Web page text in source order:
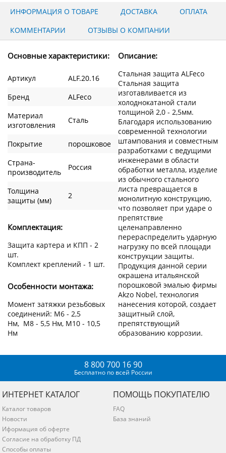
ИНФОРМАЦИЯ О ТОВАРЕ ДОСТАВКА
ОПЛАТА
КОММЕНТАРИИ
ОТЗЫВЫ О КОМПАНИИ
Основные характеристики:
Артикул
ALF.20.16
Бренд
ALFeco
Материал
изготовления
Сталь
Покрытие
порошковое
Страна-
производитель
Россия
Толщина
защиты (мм)
2
Комплектация:
Защита картера и КПП - 2
шт.
Комплект креплений - 1 шт.
Особенности монтажа:
Момент затяжки резьбовых
соединений: М6 - 2,5
Нм, М8 - 5,5 Нм, М10 - 10,5
Нм
Описание:
Стальная защита ALFeco
Стальная защита
изготавливается из
холоднокатаной стали
толщиной 2,0 - 2,5мм.
Благодаря использованию
современной технологии
штампования и совместным
разработками с ведущими
инженерами в области
обработки металла, изделие
из обычного стального
листа превращается в
монолитную конструкцию,
что позволяет при ударе о
препятствие
целенаправленно
перераспределить ударную
нагрузку по всей площади
конструкции защиты.
Продукция данной серии
окрашена итальянской
порошковой эмалью фирмы
Akzo Nobel, технология
нанесения которой, создает
защитный слой,
препятствующий
образованию коррозии.
8 800 700 16 90
Бесплатно по всей России
ИНТЕРНЕТ КАТАЛОГ
Каталог товаров
Новости
Иформация об оферте
Согласие на обработку ПД
Способы оплаты
ПОМОЩЬ ПОКУПАТЕЛЮ
FAQ
База знаний